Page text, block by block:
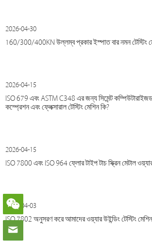
2026-04-30
160/300/400KN উল্লম্ব প্রকার ইস্পাত বার নমন টেস্টিং
2026-04-15
ISO 679 এবং ASTM C348 এর জন্য সিমেন্ট
কম্প্রেশন এবং ফ্লেক্সারাল টেস্টিং মেশিন কি?
2026-04-15
ISO 7800 এবং ISO 964 ফ্লোর টাইপ টাচ স্ক্রিন মেটাল ওয়্যার
2026-04-03
ISO 7802 অনুসরণ করে আমাদের ওয়্যার উইন্ডিং টেস্টিং মেশিন